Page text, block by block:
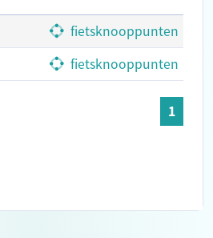
fietsknooppunten
fietsknooppunten
1